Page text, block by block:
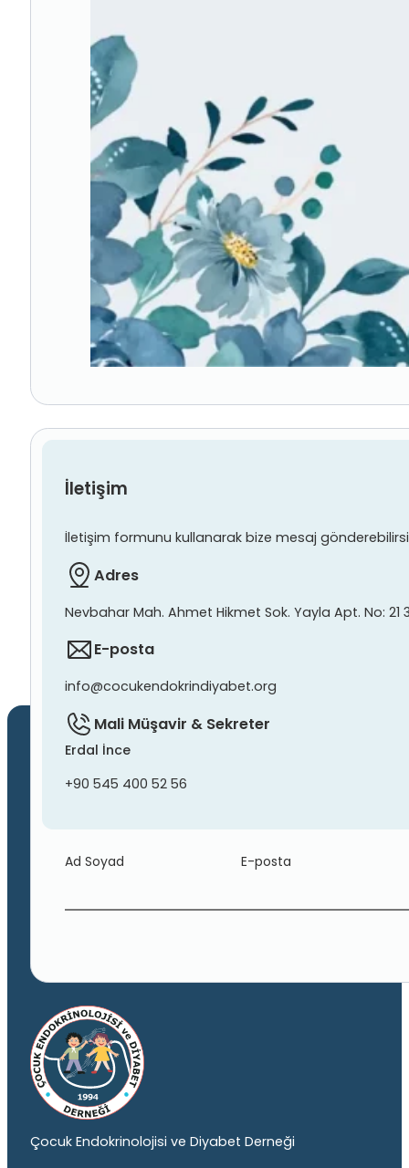
İletişim
İletişim formunu kullanarak bize mesaj
Adres
Nevbahar Mah. Ahmet Hikmet Sok. Yayla Apt. No: 21
E-posta
info@cocukendokrindiyabet.org
Mali Müşavir & Sekreter
Erdal İnce
+90 545 400 52 56
Ad Soyad E-posta
Çocuk Endokrinolojisi ve Diyabet Derneği